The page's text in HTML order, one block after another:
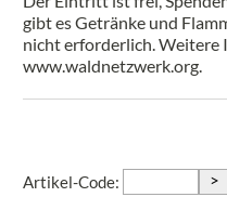
gibt es Getränke und
nicht erforderlich.
www.waldnetzwerk.org.
Artikel-Code: >